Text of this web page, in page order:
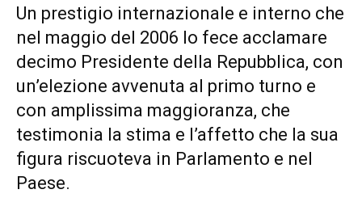
Un prestigio internazionale e interno che
nel maggio del 2006 lo fece acclamare
decimo Presidente della Repubblica, con
un’elezione avvenuta al primo turno e
con amplissima maggioranza, che
testimonia la stima e l’affetto che la sua
figura riscuoteva in Parlamento e nel
Paese.